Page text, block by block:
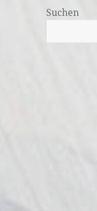
Suchen